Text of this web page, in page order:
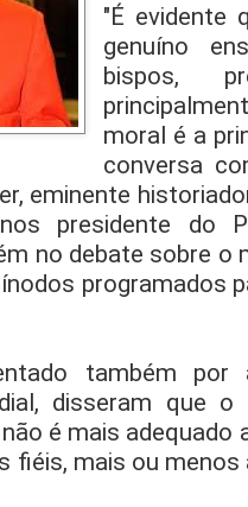
"É evidente
genuíno
bispos,
moral é a
conversa
eminente
presidente do
no debate sobre o
programados
também
disseram que
é mais
fiéis, mais ou